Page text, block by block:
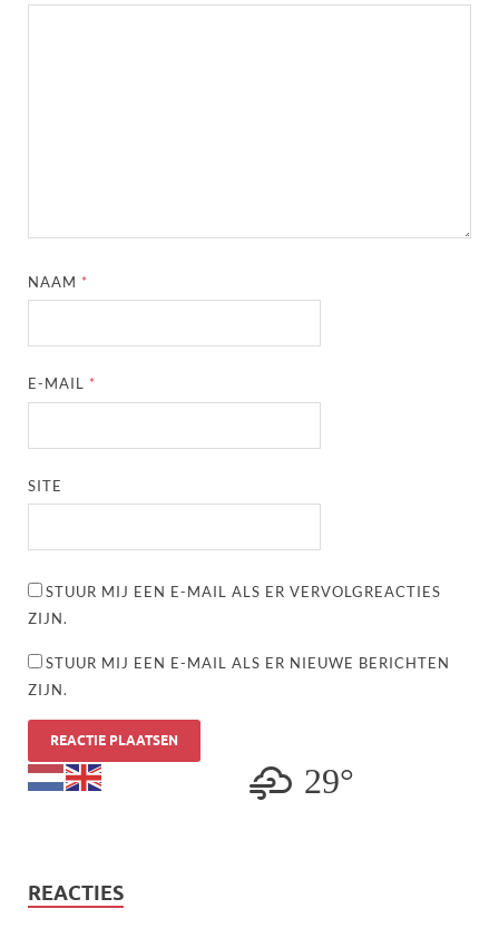
NAAM *
E-MAIL *
SITE
STUUR MIJ EEN E-MAIL ALS ER VERVOLGREACTIES
ZIJN.
STUUR MIJ EEN E-MAIL ALS ER NIEUWE BERICHTEN
ZIJN.
29°
REACTIES